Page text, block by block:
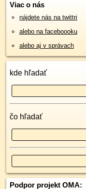
Viac o nás
nájdete nás na twittri
alebo na faceboooku
alebo aj v správach
kde hľadať
čo hľadať
Podpor projekt OMA: